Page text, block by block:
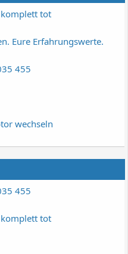
komplett tot
Eure Erfahrungswerte.
455
wechseln
455
komplett tot